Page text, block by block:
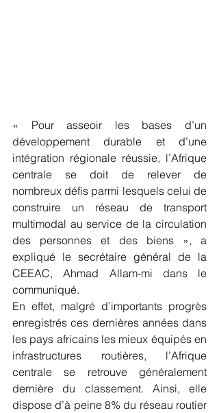
« Pour asseoir les bases d’un
développement durable et d’une
intégration régionale réussie, l’Afrique
centrale se doit de relever de
nombreux défis parmi lesquels celui de
construire un réseau de transport
multimodal au service de la circulation
des personnes et des biens », a
expliqué le secrétaire général de la
CEEAC, Ahmad Allam-mi dans le
communiqué.
En effet, malgré d’importants progrès
enregistrés ces dernières années dans
les pays africains les mieux équipés en
infrastructures routières, l’Afrique
centrale se retrouve généralement
dernière du classement. Ainsi, elle
dispose d’à peine 8% du réseau routier